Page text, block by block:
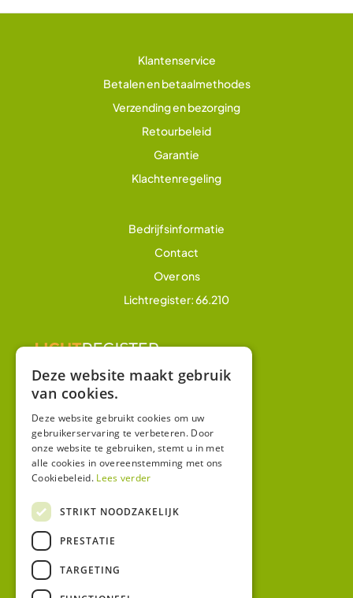
Klantenservice
Betalen en betaalmethodes
Verzending en bezorging
Retourbeleid
Garantie
Klachtenregeling
Bedrijfsinformatie
Contact
Over ons
Lichtregister: 66.210
Winkel
Mijn account
Algemene voorwaarden
Deze website maakt gebruik
van cookies.
Deze website gebruikt cookies om uw
gebruikerservaring te verbeteren. Door
onze website te gebruiken, stemt u in met
alle cookies in overeenstemming met ons
Cookiebeleid. Lees verder
STRIKT NOODZAKELIJK
PRESTATIE
TARGETING